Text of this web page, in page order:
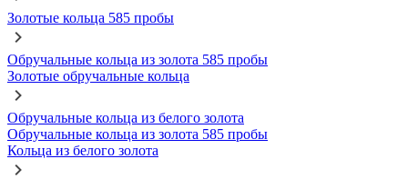
Золотые кольца 585 пробы
Обручальные кольца из золота 585 пробы
Золотые обручальные кольца
Обручальные кольца из белого золота
Обручальные кольца из золота 585 пробы
Кольца из белого золота